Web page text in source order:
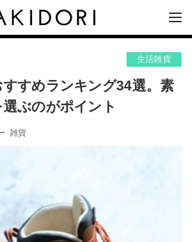
生活雑貨
すめランキング34選。素
ぶのがポイント
雑貨